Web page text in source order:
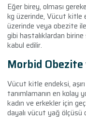
Eğer birey, olması
kg üzerinde, Vücut kitle
üzerinde veya obezite
gibi hastalıklardan
kabul edilir.
Morbid
Vücut kitle endeksi,
tanımlamanın en
kadın ve erkekler için
dayalı vücut yağ ölçüsü